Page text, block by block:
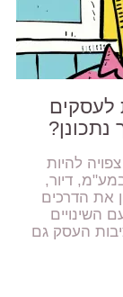
לעסקים
הכלכלית בישראל לקראת 2025 צפויה להיות
דיור,
את הדרכים
השינויים
העסק גם